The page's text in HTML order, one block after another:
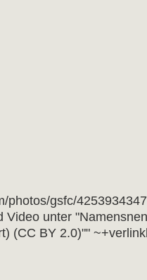
photos/gsfc/
Video unter
(CC BY 2.0)""